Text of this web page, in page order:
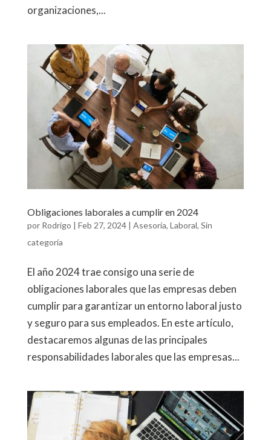
organizaciones,...
Obligaciones laborales a cumplir en 2024
por Rodrigo | Feb 27, 2024| Asesoría, Laboral, Sin
categoría
El año 2024 trae consigo una serie de
obligaciones laborales que las empresas deben
cumplir para garantizar un entorno laboral justo
y seguro para sus empleados. En este artículo,
destacaremos algunas de las principales
responsabilidades laborales que las empresas...